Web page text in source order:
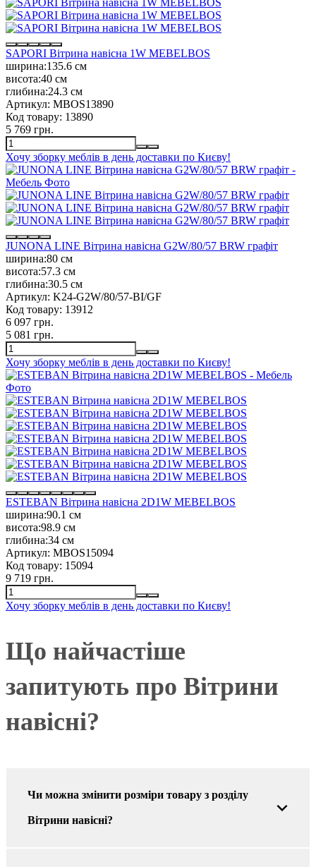
SAPORI Вітрина навісна 1W MEBELBOS
ширина:135.6 см
висота:40 см
глибина:24.3 см
Артикул: MBOS13890
Код товару: 13890
5 769 грн.
Хочу зборку меблів в день доставки по Києву!
JUNONA LINE Вітрина навісна G2W/80/57 BRW графіт
ширина:80 см
висота:57.3 см
глибина:30.5 см
Артикул: K24-G2W/80/57-BI/GF
Код товару: 13912
6 097 грн.
5 081 грн.
Хочу зборку меблів в день доставки по Києву!
ESTEBAN Вітрина навісна 2D1W MEBELBOS
ширина:90.1 см
висота:98.9 см
глибина:34 см
Артикул: MBOS15094
Код товару: 15094
9 719 грн.
Хочу зборку меблів в день доставки по Києву!
Що найчастіше
запитують про Вітрини
навісні?
Чи можна змінити розміри товару з розділу
Вітрини навісні?